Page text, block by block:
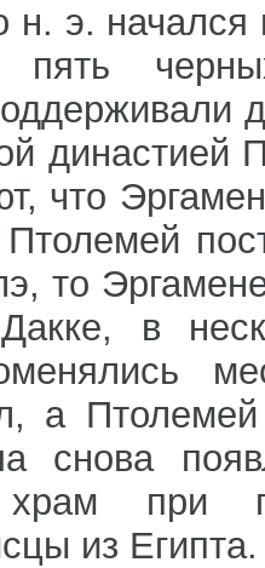
н. э.
что
то
в
а
снова
храм при
из Египта.